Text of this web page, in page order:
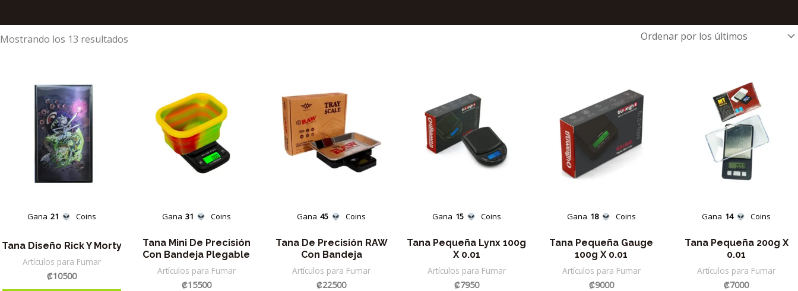
Mostrando los 13 resultados
Gana 21 Coins
Tana Diseño Rick Y Morty
Artículos para Fumar
₡10500
Gana 31 Coins
Tana Mini De Precisión
Con Bandeja Plegable
Artículos para Fumar
₡15500
Gana 45 Coins
Tana De Precisión RAW
Con Bandeja
Artículos para Fumar
₡22500
Gana 15 Coins
Tana Pequeña Lynx 100g
X 0.01
Artículos para Fumar
₡7950
Gana 18 Coins
Tana Pequeña Gauge
100g X 0.01
Artículos para Fumar
₡9000
Gana 14 Coins
Tana Pequeña 200g X
0.01
Artículos para Fumar
₡7000